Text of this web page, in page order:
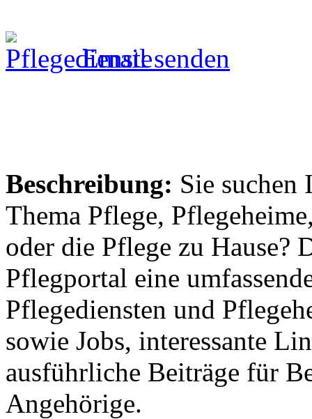
Email senden
Beschreibung: Sie suchen
Thema Pflege,
oder die Pflege zu Hause?
Pflegportal eine
Pflegediensten und
sowie Jobs, interessante
ausführliche Beiträge für
Angehörige.